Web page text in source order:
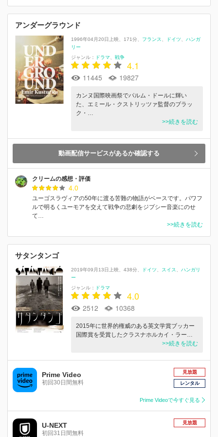
アンダーグラウンド
1996年04月20日上映 171分 フランス ドイツ
ハンガ
リー
ジャンル：
ドラマ 戦争
4.1
11445 19827
カンヌ国際映画祭でパルム・ドールに輝い
た、エミール・クストリッツァ監督のブラッ
ク・…
>>続きを読む
動画配信サービスがあるか確認する
クリームの感想・評価
4.0
ユーゴスラヴィアの50年に渡る苦難の物語がベースです。パワフ
ルで明るくユーモアを交えて戦争の悲劇をジプシー音楽にのせ
て…
>>続きを読む
サタンタンゴ
2019年09月13日上映 438分 ドイツ スイス
ハンガリ
ー
ジャンル：
ドラマ
4.0
2512 10368
2015年に世界的権威のある英文学賞ブッカー
国際賞を受賞したクラスナホルカイ・ラー…
>>続きを読む
Prime Video
初回30日間無料
見放題
レンタル
Prime Videoで今すぐ見る
U-NEXT
初回31日間無料
見放題